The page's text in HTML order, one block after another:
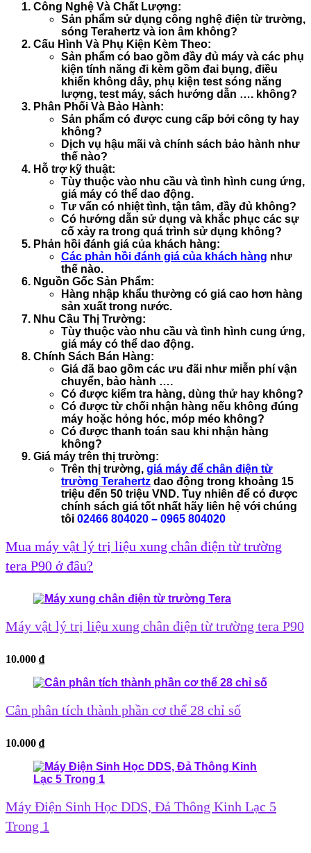
Công Nghệ Và Chất Lượng:
Sản phẩm sử dụng công nghệ điện từ trường,
sóng Terahertz và ion âm không?
Cấu Hình Và Phụ Kiện Kèm Theo:
Sản phẩm có bao gồm đầy đủ máy và các phụ
kiện tính năng đi kèm gồm đai bụng, điều
khiển không dây, phụ kiện test sóng năng
lượng, test máy, sách hướng dẫn …. không?
Phân Phối Và Bảo Hành:
Sản phẩm có được cung cấp bởi công ty hay
không?
Dịch vụ hậu mãi và chính sách bảo hành như
thế nào?
Hỗ trợ kỹ thuật:
Tùy thuộc vào nhu cầu và tình hình cung ứng,
giá máy có thể dao động.
Tư vấn có nhiệt tình, tận tâm, đầy đủ không?
Có hướng dẫn sử dụng và khắc phục các sự
cố xảy ra trong quá trình sử dụng không?
Phản hồi đánh giá của khách hàng:
Các phản hồi đánh giá của khách hàng như
thế nào.
Nguồn Gốc Sản Phẩm:
Hàng nhập khẩu thường có giá cao hơn hàng
sản xuất trong nước.
Nhu Cầu Thị Trường:
Tùy thuộc vào nhu cầu và tình hình cung ứng,
giá máy có thể dao động.
Chính Sách Bán Hàng:
Giá đã bao gồm các ưu đãi như miễn phí vận
chuyển, bảo hành ….
Có được kiểm tra hàng, dùng thử hay không?
Có được từ chối nhận hàng nếu không đúng
máy hoặc hỏng hóc, móp méo không?
Có được thanh toán sau khi nhận hàng
không?
Giá máy trên thị trường:
Trên thị trường, giá máy để chân điện từ
trường Terahertz dao động trong khoảng 15
triệu đến 50 triệu VND. Tuy nhiên để có được
chính sách giá tốt nhất hãy liên hệ với chúng
tôi 02466 804020 – 0965 804020
Mua máy vật lý trị liệu xung chân điện từ trường
tera P90 ở đâu?
Máy vật lý trị liệu xung chân điện từ trường tera P90
10.000 ₫
Cân phân tích thành phần cơ thể 28 chỉ số
10.000 ₫
Máy Điện Sinh Học DDS, Đả Thông Kinh Lạc 5
Trong 1